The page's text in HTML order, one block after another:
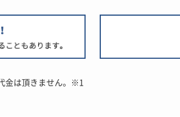
金は頂きません。※1